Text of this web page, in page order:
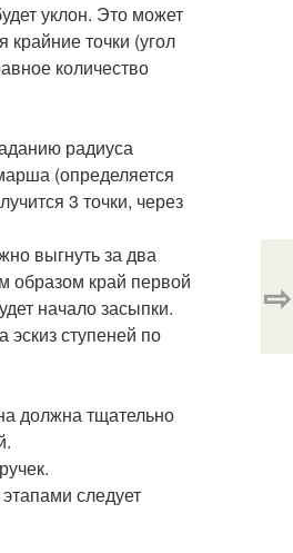
уклон. Это может
точки (угол
количество
радиуса
(определяется
3 точки, через
выгнуть за два
образом край первой
начало засыпки.
ступеней по
должна тщательно
следует
⇨